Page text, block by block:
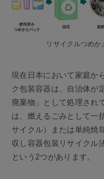
リサイクルつめ
現在日本において家庭か
ク包装容器は、自治体が
廃棄物」として処理され
は、燃えるごみとして一
サイクル）または単純焼
収し容器包装リサイクル
という2つがあります。